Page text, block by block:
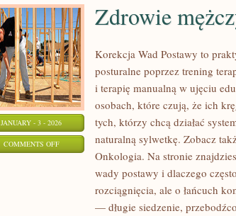
JANUARY - 3 - 2026
COMMENTS OFFON
MĘŻCZYZN
Zdrowie
Korekcja Wad Postawy to
posturalne poprzez trening
i terapię manualną w ujęciu
osobach, które czują, że ich
tych, którzy chcą działać
naturalną sylwetkę. Zobacz
Onkologia. Na stronie
wady postawy i dlaczego
rozciągnięcia, ale o łańcuch
— długie siedzenie,